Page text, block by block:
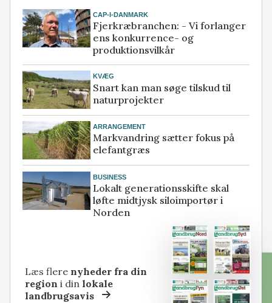
CAP-I-DANMARK
Fjerkræbranchen: - Vi forlanger
ens konkurrence- og
produktionsvilkår
KVÆG
Snart kan man søge tilskud til
naturprojekter
ARRANGEMENT
Markvandring sætter fokus på
elefantgræs
BUSINESS
Lokalt generationsskifte skal
løfte midtjysk siloimportør i
Norden
Læs flere nyheder fra din
region i dinlokale
landbrugsavis